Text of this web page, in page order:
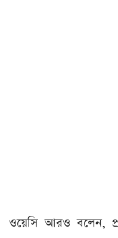
ওয়েসি আরও বলেন,